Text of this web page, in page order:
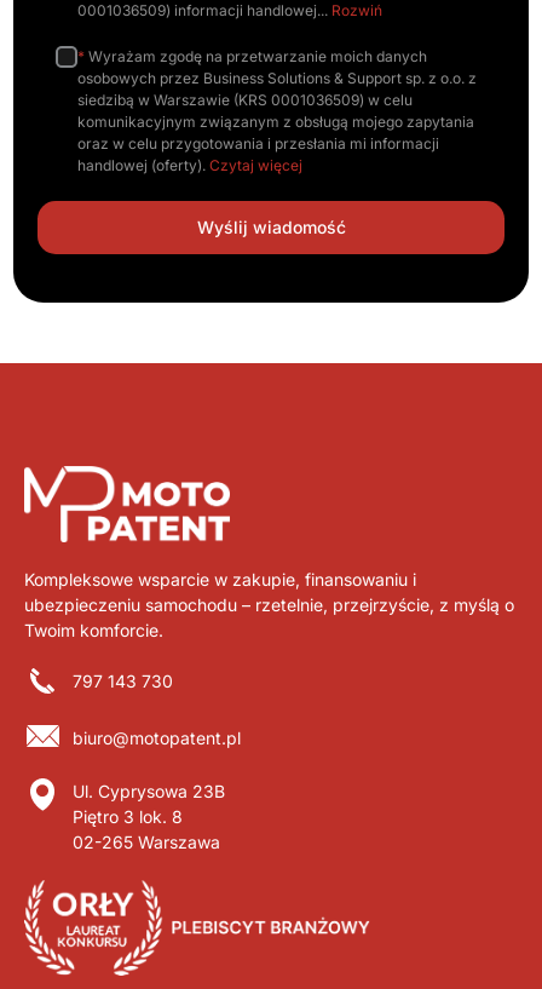
0001036509) informacji handlowej
Rozwiń
* Wyrażam zgodę na przetwarzanie moich danych
osobowych przez Business Solutions & Support sp. z o.o. z
siedzibą w Warszawie (KRS 0001036509) w celu
komunikacyjnym związanym z obsługą mojego zapytania
oraz w celu przygotowania i przesłania mi informacji
handlowej (oferty).Czytaj więcej
Kompleksowe wsparcie w zakupie, finansowaniu i
ubezpieczeniu samochodu – rzetelnie, przejrzyście, z myślą o
Twoim komforcie.
797 143 730
biuro@motopatent.pl
Ul. Cyprysowa 23B
Piętro 3 lok. 8
02-265 Warszawa